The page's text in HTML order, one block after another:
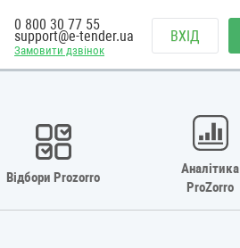
Замовити дзвінок
0 800 30 77 55
support@e-tender.ua ВХІД
Відбори Prozorro
Аналітика
ProZorro